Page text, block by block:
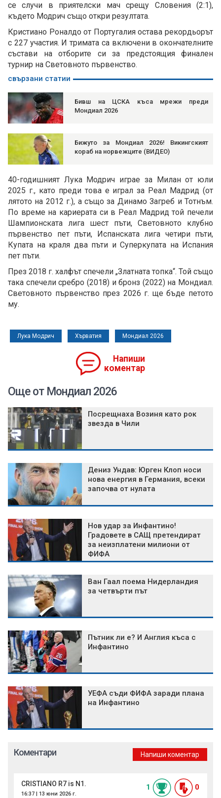
се случи в приятелски мач срещу Словения (2:1),
където Модрич също откри резултата.
Кристиано Роналдо от Португалия остава рекордьорът
с 227 участия. И тримата са включени в окончателните
състави на отборите си за предстоящия финален
турнир на Световното първенство.
свързани статии
Бивш на ЦСКА къса мрежи преди
Мондиал 2026
Бижуто за Мондиал 2026! Викингският
кораб на норвежците (ВИДЕО)
40-годишният Лука Модрич играе за Милан от юли
2025 г., като преди това е играл за Реал Мадрид (от
лятото на 2012 г.), а също за Динамо Загреб и Тотнъм.
По време на кариерата си в Реал Мадрид той печели
Шампионската лига шест пъти, Световното клубно
първенство пет пъти, Испанската лига четири пъти,
Купата на краля два пъти и Суперкупата на Испания
пет пъти.
През 2018 г. халфът спечели „Златната топка“. Той също
така спечели сребро (2018) и бронз (2022) на Мондиал.
Световното първенство през 2026 г. ще бъде петото
му.
Лука Модрич Хърватия Мондиал 2026
Напиши
коментар
Още от Мондиал 2026
Посрещнаха Возиня като рок
звезда в Чили
Дениз Ундав: Юрген Клоп носи
нова енергия в Германия, всеки
започва от нулата
Нов удар за Инфантино!
Градовете в САЩ претендират
за неизплатени милиони от
ФИФА
Ван Гаал поема Нидерландия
за четвърти път
Пътник ли е? И Англия къса с
Инфантино
УЕФА съди ФИФА заради плана
на Инфантино
Коментари Напиши коментар
CRISTIANO R7 is N1.
16:37 | 13 юни 2026 г.
1 0